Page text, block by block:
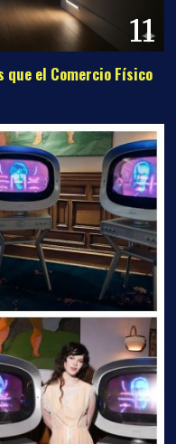
11
que el Comercio Físico